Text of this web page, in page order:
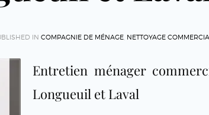
IN COMPAGNIE DE MÉNAGE NETTOYAGE
Entretien ménager
Longueuil et Laval